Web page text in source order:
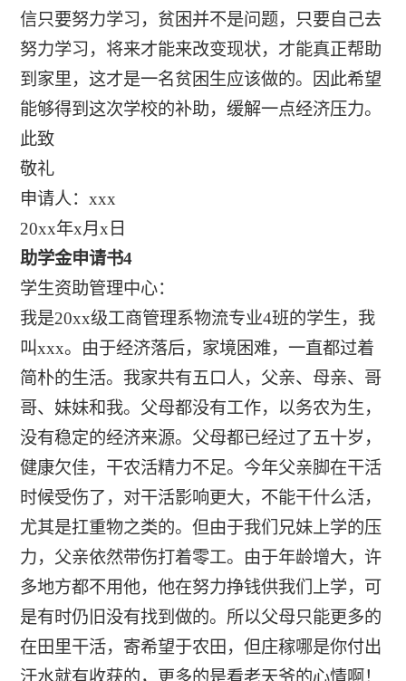
信只要努力学习，贫困并不是问题，只要自己去
努力学习，将来才能来改变现状，才能真正帮助
到家里，这才是一名贫困生应该做的。因此希望
能够得到这次学校的补助，缓解一点经济压力。
此致
敬礼
申请人：xxx
20xx年x月x日
助学金申请书4
学生资助管理中心：
我是20xx级工商管理系物流专业4班的学生，我
叫xxx。由于经济落后，家境困难，一直都过着
简朴的生活。我家共有五口人，父亲、母亲、哥
哥、妹妹和我。父母都没有工作，以务农为生，
没有稳定的经济来源。父母都已经过了五十岁，
健康欠佳，干农活精力不足。今年父亲脚在干活
时候受伤了，对干活影响更大，不能干什么活，
尤其是扛重物之类的。但由于我们兄妹上学的压
力，父亲依然带伤打着零工。由于年龄增大，许
多地方都不用他，他在努力挣钱供我们上学，可
是有时仍旧没有找到做的。所以父母只能更多的
在田里干活，寄希望于农田，但庄稼哪是你付出
汗水就有收获的，更多的是看老天爷的心情啊！